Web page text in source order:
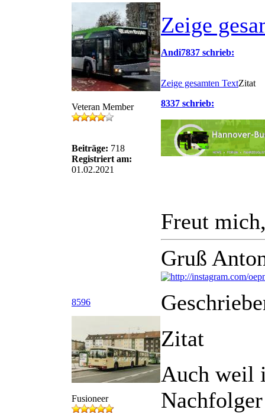
Veteran Member
Beiträge: 718
Registriert am:
01.02.2021
Zeige
Andi7837 schrieb:
Zeige gesamten TextZitat
8337 schrieb:
Antonius hat sich wirklich
Header ersetzen können.
Freut
Gruß
8596
Fusioneer
Zitat
Auch weil